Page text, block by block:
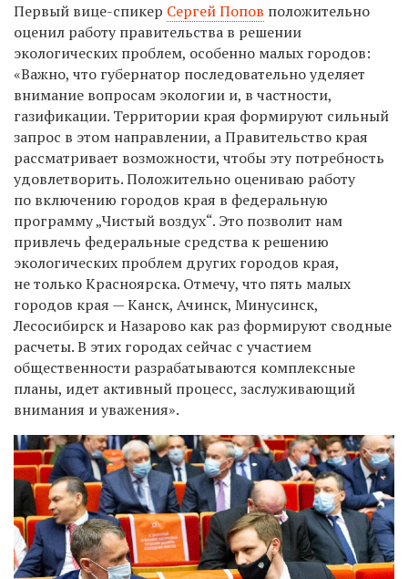
Первый вице-спикер Сергей Попов положительно
оценил работу правительства в решении
экологических проблем, особенно малых городов:
«Важно, что губернатор последовательно уделяет
внимание вопросам экологии и, в частности,
газификации. Территории края формируют сильный
запрос в этом направлении, а Правительство края
рассматривает возможности, чтобы эту потребность
удовлетворить. Положительно оцениваю работу
по включению городов края в федеральную
программу „Чистый воздух“. Это позволит нам
привлечь федеральные средства к решению
экологических проблем других городов края,
не только Красноярска. Отмечу, что пять малых
городов края — Канск, Ачинск, Минусинск,
Лесосибирск и Назарово как раз формируют сводные
расчеты. В этих городах сейчас с участием
общественности разрабатываются комплексные
планы, идет активный процесс, заслуживающий
внимания и уважения».